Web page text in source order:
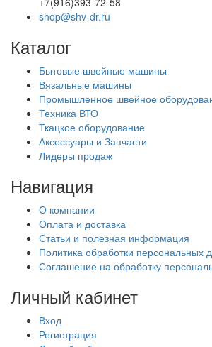
shop@shv-dr.ru
Каталог
Бытовые швейные машины
Вязальные машины
Промышленное швейное
Техника ВТО
Ткацкое оборудование
Аксессуары и Запчасти
Лидеры продаж
Навигация
О компании
Оплата и доставка
Статьи и полезная информация
Политика обработки персональных
Соглашение на обработку
Личный кабинет
Вход
Регистрация